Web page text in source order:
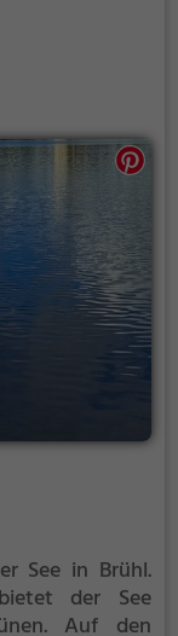
See in Brühl.
der See
Auf den